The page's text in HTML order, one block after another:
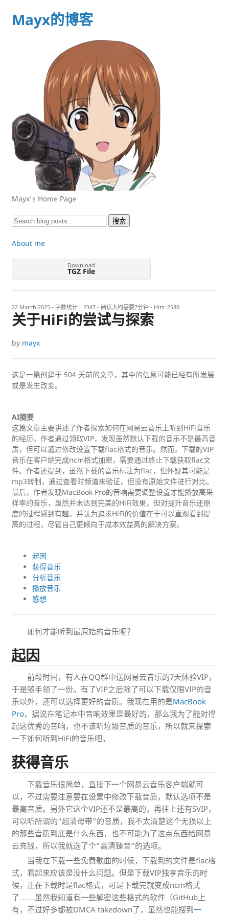
Mayx的博客
Mayx's Home Page
About me
Download
TGZ File
22 March 2025 - 字数统计：2347 - 阅读大约需要7分钟 - Hits: 2580
关于HiFi的尝试与探索
by mayx
这是一篇创建于 504 天前的文章，其中的信息可能已经有所发展
或是发生改变。
AI摘要
这篇文章主要讲述了作者探索如何在网易云音乐上听到HiFi音乐
的经历。作者通过领取VIP，发现虽然默认下载的音乐不是最高音
质，但可以通过修改设置下载flac格式的音乐。然而，下载的VIP
音乐在客户端完成ncm格式加密，需要通过终止下载获取flac文
件。作者还提到，虽然下载的音乐标注为flac，但怀疑其可能是
mp3转制，通过查看时频谱来验证，但没有原始文件进行对比。
最后，作者发现MacBook Pro的音响需要调整设置才能播放高采
样率的音乐，虽然并未达到完美的HiFi效果，但对提升音乐还原
度的过程感到有趣，并认为追求HiFi的价值在于可以直观看到提
高的过程，尽管自己更倾向于成本效益高的解决方案。
起因
获得音乐
分析音乐
播放音乐
感想
如何才能听到最原始的音乐呢？
起因
前段时间，有人在QQ群中送网易云音乐的7天体验VIP，
于是随手领了一份。有了VIP之后除了可以下载仅限VIP的音
乐以外，还可以选择更好的音质。我现在用的是MacBook
Pro，据说在笔记本中音响效果是最好的，那么我为了能对得
起这优秀的音响，也不该听垃圾音质的音乐，所以就来探索
一下如何听到HiFi的音乐吧。
获得音乐
下载音乐很简单，直接下一个网易云音乐客户端就可
以，不过需要注意要在设置中修改下载音质，默认选项不是
最高音质。另外它这个VIP还不是最高的，再往上还有SVIP，
可以听所谓的“超清母带”的音质，我不太清楚这个无损以上
的那些音质到底是什么东西，也不可能为了这点东西给网易
云充钱，所以我就选了个“高清臻音”的选项。
当我在下载一些免费歌曲的时候，下载到的文件是flac格
式，看起来应该是没什么问题。但是下载VIP独享音乐的时
候，正在下载时是flac格式，可是下载完就变成ncm格式
了……虽然我知道有一些解密这些格式的软件（GitHub上
有，不过好多都被DMCA takedown了，虽然也能搜到一